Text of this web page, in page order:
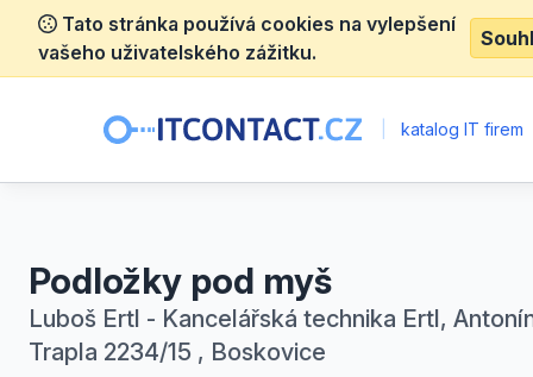
Tato stránka používá cookies na vylepšení
vašeho uživatelského zážitku.
katalog IT firem
Podložky pod myš
Luboš Ertl - Kancelářská technika Ertl,
Trapla 2234/15 , Boskovice